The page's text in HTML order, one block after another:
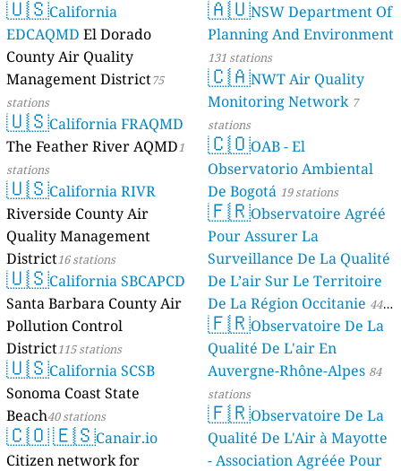
🇺🇸California
EDCAQMD El Dorado
County Air Quality
Management District75
stations
🇺🇸California FRAQMD
The Feather River AQMD1
stations
🇺🇸California RIVR
Riverside County Air
Quality Management
District16 stations
🇺🇸California SBCAPCD
Santa Barbara County Air
Pollution Control
District115 stations
🇺🇸California SCSB
Sonoma Coast State
Beach40 stations
🇨🇴🇪🇸Canair.io
Citizen network for
🇦🇺NSW Department Of
Planning And Environment
131 stations
🇨🇦NWT Air Quality
Monitoring Network 7
stations
🇨🇴OAB - El
Observatorio Ambiental
De Bogotá 19 stations
🇫🇷Observatoire Agréé
Pour Assurer La
Surveillance De La Qualité
De L’air Sur Le Territoire
De La Région Occitanie 44
stations
🇫🇷Observatoire De La
Qualité De L'air En
Auvergne-Rhône-Alpes 84
stations
🇫🇷Observatoire De La
Qualité De L'Air à Mayotte
- Association Agréée Pour